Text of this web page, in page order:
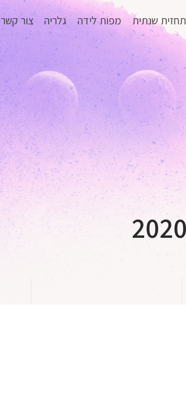
תחזית שנתית מפות לידה גלריה צור קשר